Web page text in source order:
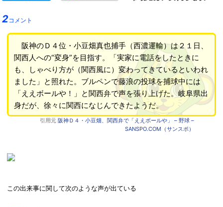
2コメント
阪神のＤ４位・小豆畑真也捕手（西濃運輸）は２１日、
関西人への“変身”を目指す。「実家に電話をしたときに
も、しゃべり方が（関西風に）変わってきているといわれ
ました」と照れた。ブルペンで藤浪の投球を捕球中には
「ええボールや！」と関西弁で声を張り上げた。岐阜県出
身だが、徐々に関西になじんできたようだ。
引用元 阪神Ｄ４・小豆畑、関西弁で「ええボールや」 – 野球 –
SANSPO.COM（サンスポ）
この出来事に関して次のような声が出ている